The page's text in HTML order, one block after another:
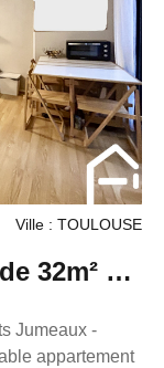
Ville : TOULOUSE
32m² à
appartement